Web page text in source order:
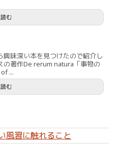
む
味深い本を見つけたので紹介し
の著作De rerum natura「事物の
...
む
風習に触れること